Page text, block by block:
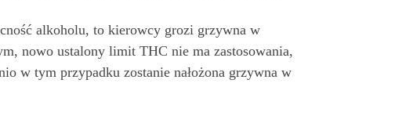
alkoholu, to kierowcy grozi grzywna w
nowo ustalony limit THC nie ma zastosowania,
w tym przypadku zostanie nałożona grzywna w